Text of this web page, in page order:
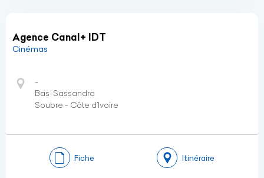
Agence Canal+ IDT
Cinémas
-
Bas-Sassandra
Soubre - Côte d’Ivoire
Fiche Itinéraire